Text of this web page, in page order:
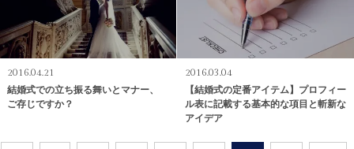
2016.04.21
結婚式での立ち振る舞いとマナー、
ご存じですか？
2016.03.04
【結婚式の定番アイテム】プロフィー
ル表に記載する基本的な項目と斬新な
アイデア